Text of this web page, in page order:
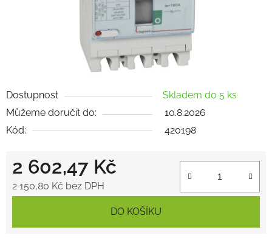
Dostupnost
Skladem do 5 ks
Můžeme doručit do:
10.8.2026
Kód:
420198
2 602,47 Kč
2 150,80 Kč bez DPH
DO KOŠÍKU